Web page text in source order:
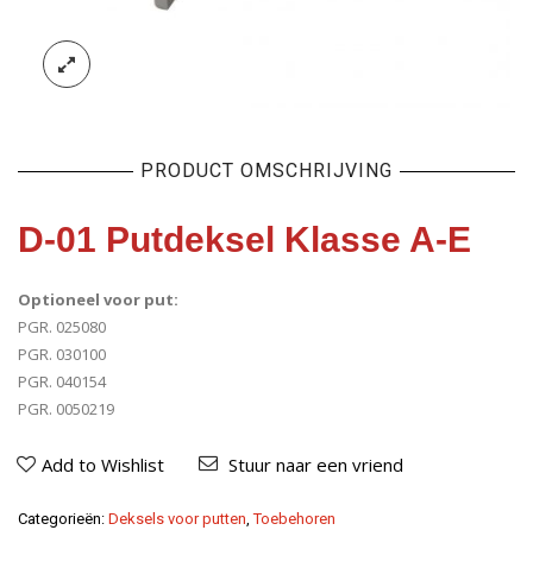
PRODUCT OMSCHRIJVING
D-01 Putdeksel Klasse A-E
Optioneel voor put:
PGR. 025080
PGR. 030100
PGR. 040154
PGR. 0050219
Add to Wishlist Stuur naar een vriend
Categorieën: Deksels voor putten,Toebehoren